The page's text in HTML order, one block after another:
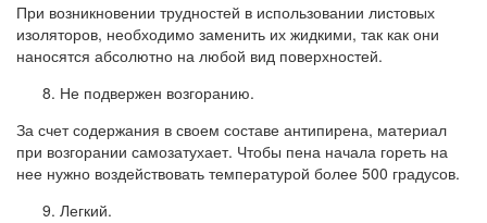
При возникновении трудностей в использовании листовых
изоляторов, необходимо заменить их жидкими, так как они
наносятся абсолютно на любой вид поверхностей.
Не подвержен возгоранию.
За счет содержания в своем составе антипирена, материал
при возгорании самозатухает. Чтобы пена начала гореть на
нее нужно воздействовать температурой более 500 градусов.
Легкий.